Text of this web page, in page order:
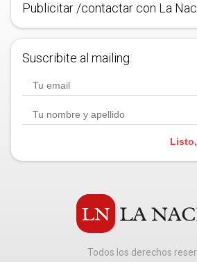
Publicitar /contactar con La
Suscribite al mailing.
Todos los derechos